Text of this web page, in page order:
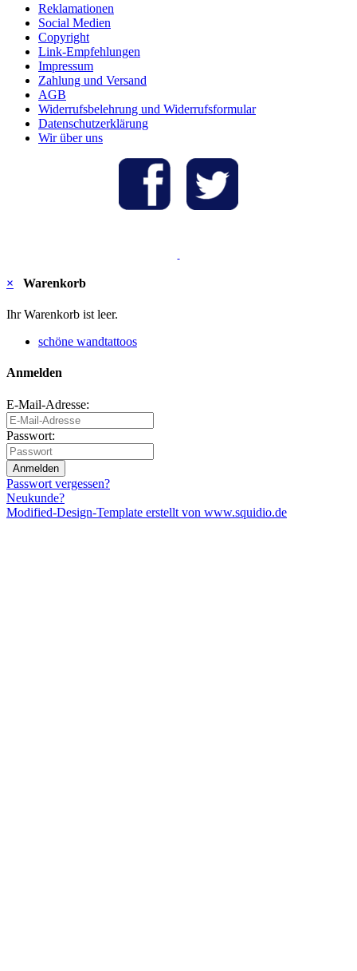
Reklamationen
Social Medien
Copyright
Link-Empfehlungen
Impressum
Zahlung und Versand
AGB
Widerrufsbelehrung und Widerrufsformular
Datenschutzerklärung
Wir über uns
× Warenkorb
Ihr Warenkorb ist leer.
schöne wandtattoos
Anmelden
E-Mail-Adresse:
Passwort:
Anmelden
Passwort vergessen?
Neukunde?
Modified-Design-Template erstellt von www.squidio.de